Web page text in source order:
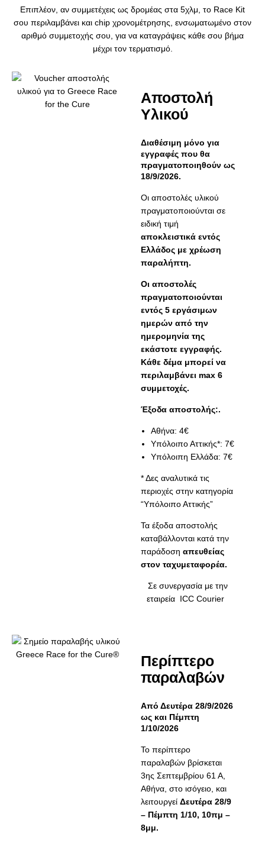
Επιπλέον, αν συμμετέχεις ως δρομέας στα 5χλμ, το Race Kit
σου περιλαμβάνει και chip χρονομέτρησης, ενσωματωμένο στον
αριθμό συμμετοχής σου, για να καταγράψεις κάθε σου βήμα
μέχρι τον τερματισμό.
Αποστολή
Υλικού​
Διαθέσιμη μόνο για
εγγραφές που θα
πραγματοποιηθούν ως
18/9/2026.
Οι αποστολές υλικού
πραγματοποιούνται σε
ειδική τιμή
αποκλειστικά εντός
Ελλάδος με χρέωση
παραλήπτη.
Οι αποστολές
πραγματοποιούνται
εντός 5 εργάσιμων
ημερών από την
ημερομηνία της
εκάστοτε εγγραφής.
Κάθε δέμα μπορεί να
περιλαμβάνει max 6
συμμετοχές.
Έξοδα αποστολής:.
Αθήνα: 4€
Υπόλοιπο Αττικής*: 7€
Υπόλοιπη Ελλάδα: 7€
*Δες αναλυτικά τις
περιοχές στην κατηγορία
“Υπόλοιπο Αττικής”
Τα έξοδα αποστολής
καταβάλλονται κατά την
παράδοση απευθείας
στον ταχυμεταφορέα.
Σε συνεργασία με την
εταιρεία ICC Courier
Περίπτερο
παραλαβών
Από Δευτέρα 28/9/2026
ως και Πέμπτη
1/10/2026
Το περίπτερο
παραλαβών βρίσκεται
3ης Σεπτεμβρίου 61 Α,
Αθήνα, στο ισόγειο, και
λειτουργεί Δευτέρα 28/9
– Πέμπτη 1/10, 10πμ –
8μμ.